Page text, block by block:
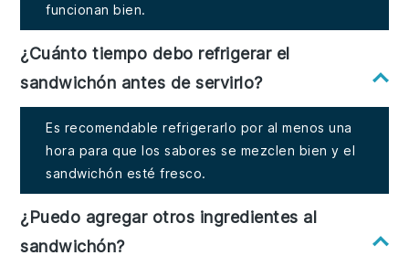
funcionan bien.
¿Cuánto tiempo debo refrigerar el
sandwichón antes de servirlo?
Es recomendable refrigerarlo por al menos una
hora para que los sabores se mezclen bien y el
sandwichón esté fresco.
¿Puedo agregar otros ingredientes al
sandwichón?